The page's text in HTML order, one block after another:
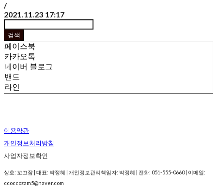
/
2021.11.23 17:17
검색
페이스북
카카오톡
네이버 블로그
밴드
라인
이용약관
개인정보처리방침
사업자정보확인
상호: 꼬꼬잠 | 대표: 박정혜 | 개인정보관리책임자: 박정혜 | 전화: 051-555-0660 | 이메일:
ccoccozam5@naver.com